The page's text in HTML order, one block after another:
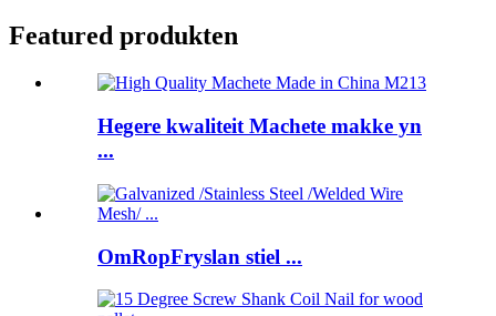
Featured produkten
Hegere kwaliteit Machete makke yn
...
OmRopFryslan stiel ...